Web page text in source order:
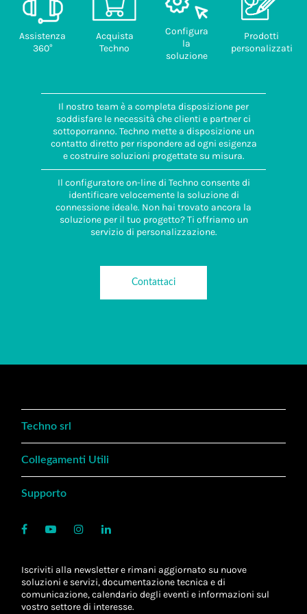
provenienza
ITALIA
Assistenza
360°
Acquista
Techno
Configura
la
soluzione
Prodotti
personalizzati
Il nostro team è a completa disposizione per
soddisfare le necessità che clienti e partner ci
sottoporranno. Techno mette a disposizione un
contatto diretto per rispondere ad ogni esigenza
e costruire soluzioni progettate su misura.
Il configuratore on-line di Techno consente di
identificare velocemente la soluzione di
connessione ideale. Non hai trovato ancora la
soluzione per il tuo progetto? Ti offriamo un
servizio di personalizzazione.
Contattaci
Techno srl
Collegamenti Utili
Supporto
Iscriviti alla newsletter e rimani aggiornato su nuove
soluzioni e servizi, documentazione tecnica e di
comunicazione, calendario degli eventi e informazioni sul
vostro settore di interesse.